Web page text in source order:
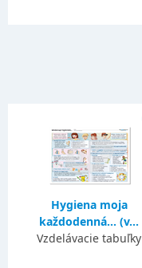
Hygiena moja
každodenná... (v...
Vzdelávacie tabuľky